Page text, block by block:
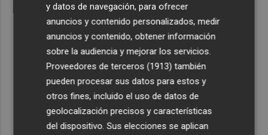
y datos de navegación, para ofrecer
anuncios y contenido personalizados, medir
anuncios y contenido, obtener información
sobre la audiencia y mejorar los servicios.
Proveedores de terceros (1913) también
pueden procesar sus datos para estos y
otros fines, incluido el uso de datos de
geolocalización precisos y características
del dispositivo. Sus elecciones se aplican